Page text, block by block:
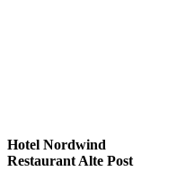
Hotel Nordwind
Restaurant Alte Post